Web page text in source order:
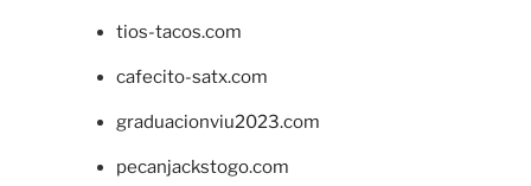
tios-tacos.com
cafecito-satx.com
graduacionviu2023.com
pecanjackstogo.com